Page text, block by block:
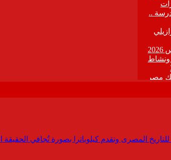
المصرى وتقدم كيلوباترا بصورة تُجافي الحقيقة